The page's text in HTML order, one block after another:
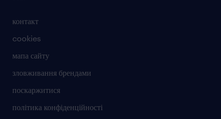
контакт
cookies
мапа сайту
зловживання брендами
поскаржитися
політика конфіденційності